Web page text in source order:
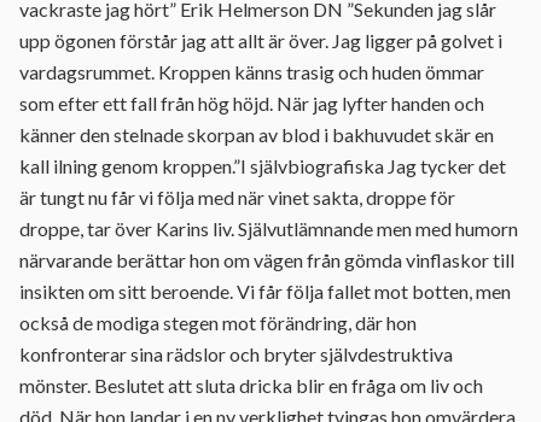
vackraste jag hört” Erik Helmerson DN ”Sekunden jag slår
upp ögonen förstår jag att allt är över. Jag ligger på golvet i
vardagsrummet. Kroppen känns trasig och huden ömmar
som efter ett fall från hög höjd. När jag lyfter handen och
känner den stelnade skorpan av blod i bakhuvudet skär en
kall ilning genom kroppen.”I självbiografiska Jag tycker det
är tungt nu får vi följa med när vinet sakta, droppe för
droppe, tar över Karins liv. Självutlämnande men med humorn
närvarande berättar hon om vägen från gömda vinflaskor till
insikten om sitt beroende. Vi får följa fallet mot botten, men
också de modiga stegen mot förändring, där hon
konfronterar sina rädslor och bryter självdestruktiva
mönster. Beslutet att sluta dricka blir en fråga om liv och
död. När hon landar i en ny verklighet tvingas hon omvärdera